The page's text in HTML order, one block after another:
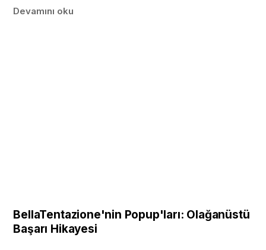
Devamını oku
BellaTentazione'nin Popup'ları: Olağanüstü
Başarı Hikayesi